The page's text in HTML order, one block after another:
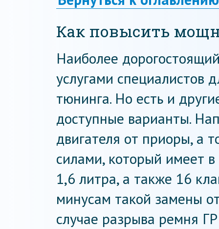
Как повысить
Наиболее
услугами специалистов
тюнинга. Но есть и
доступные варианты.
двигателя от приоры, а
силами, который имеет
1,6 литра, а также 16
минусам такой замены
случае разрыва ремня